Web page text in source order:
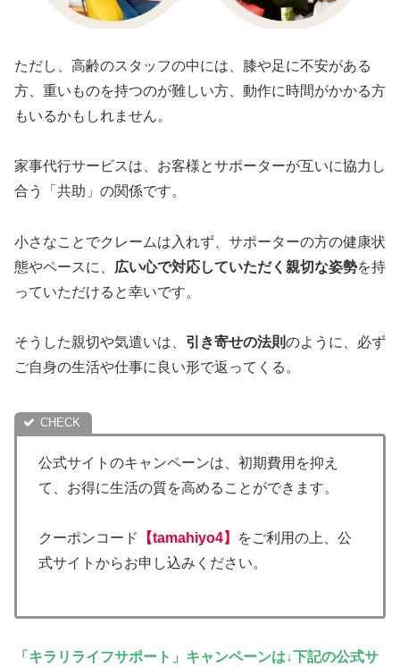
ただし、高齢のスタッフの中には、膝や足に不安がある
方、重いものを持つのが難しい方、動作に時間がかかる方
もいるかもしれません。
家事代行サービスは、お客様とサポーターが互いに協力し
合う「共助」の関係です。
小さなことでクレームは入れず、サポーターの方の健康状
態やペースに、 広い心で対応していただく親切な姿勢を持
っていただけると幸いです。
そうした親切や気遣いは、 引き寄せの法則のように、必ず
ご自身の生活や仕事に良い形で返ってくる。
公式サイトのキャンペーンは、初期費用を抑え
て、お得に生活の質を高めることができます。
クーポンコード 【tamahiyo4】
をご利用の上、公
式サイトからお申し込みください。
「キラリライフサポート 」キャンペーンは↓下記の公式サ